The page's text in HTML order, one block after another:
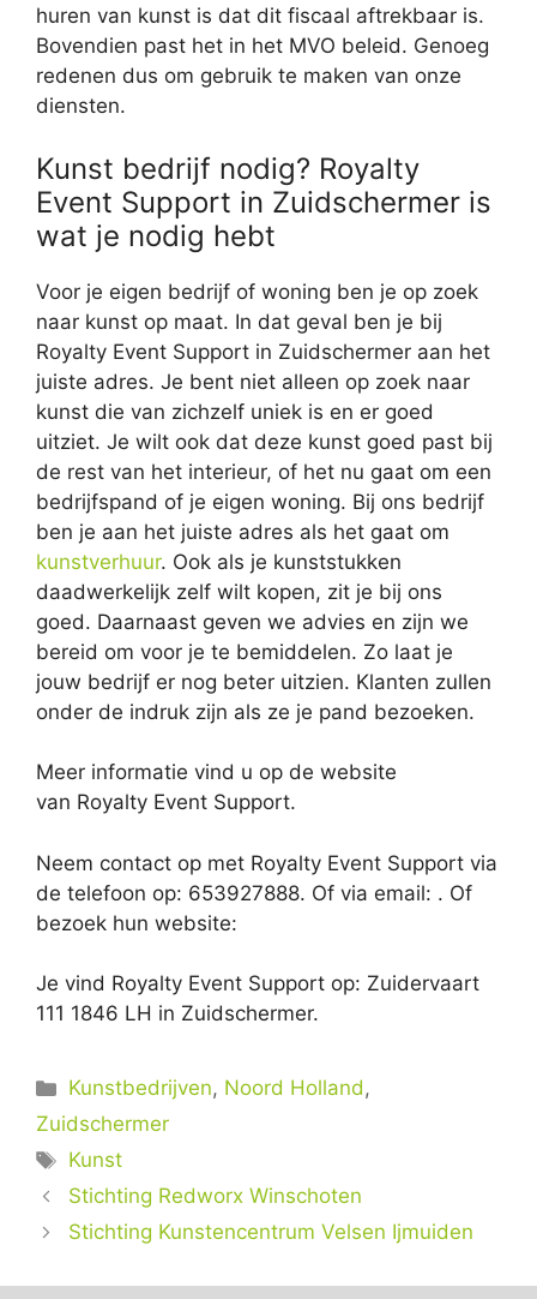
huren van kunst is dat dit fiscaal aftrekbaar is.
Bovendien past het in het MVO beleid. Genoeg
redenen dus om gebruik te maken van onze
diensten.
Kunst bedrijf nodig? Royalty
Event Support in Zuidschermer is
wat je nodig hebt
Voor je eigen bedrijf of woning ben je op zoek
naar kunst op maat. In dat geval ben je bij
Royalty Event Support in Zuidschermer aan het
juiste adres. Je bent niet alleen op zoek naar
kunst die van zichzelf uniek is en er goed
uitziet. Je wilt ook dat deze kunst goed past bij
de rest van het interieur, of het nu gaat om een
bedrijfspand of je eigen woning. Bij ons bedrijf
ben je aan het juiste adres als het gaat om
kunstverhuur. Ook als je kunststukken
daadwerkelijk zelf wilt kopen, zit je bij ons
goed. Daarnaast geven we advies en zijn we
bereid om voor je te bemiddelen. Zo laat je
jouw bedrijf er nog beter uitzien. Klanten zullen
onder de indruk zijn als ze je pand bezoeken.
Meer informatie vind u op de website
van Royalty Event Support.
Neem contact op met Royalty Event Support via
de telefoon op: 653927888. Of via email: . Of
bezoek hun website:
Je vind Royalty Event Support op: Zuidervaart
111 1846 LH in Zuidschermer.
Categorieën
Kunstbedrijven, Noord Holland,
Zuidschermer
Tags
Kunst
Stichting Redworx Winschoten
Stichting Kunstencentrum Velsen Ijmuiden